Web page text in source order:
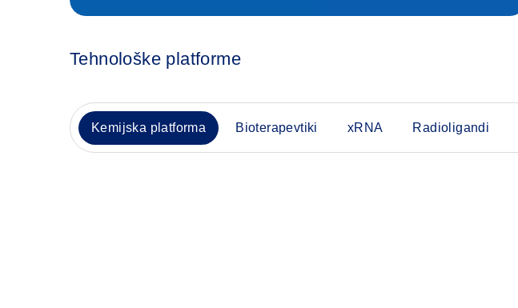
Tehnološke platforme
Kemijska platforma Bioterapevtiki xRNA Radioligandi